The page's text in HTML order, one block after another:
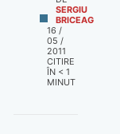
SERGIU
BRICEAG
16 /
05 /
2011
CITIRE
ÎN < 1
MINUT